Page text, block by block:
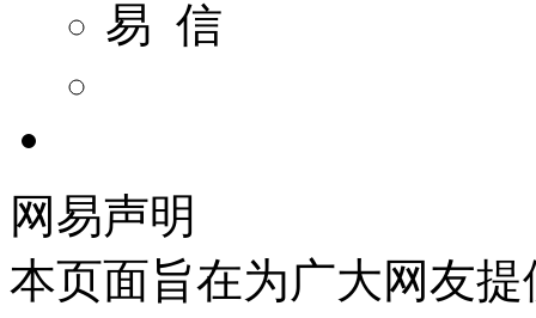
易 信
网易声明
本页面旨在为广大网友